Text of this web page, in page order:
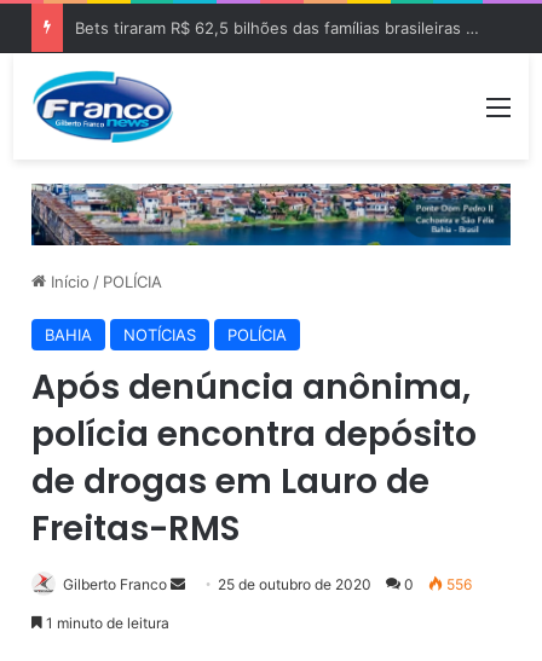
Bets tiraram R$ 62,5 bilhões das famílias brasileiras em 2025
Início / POLÍCIA
BAHIA NOTÍCIAS POLÍCIA
Após denúncia anônima,
polícia encontra depósito
de drogas em Lauro de
Freitas-RMS
Gilberto Franco 25 de outubro de 2020 0 556
1 minuto de leitura